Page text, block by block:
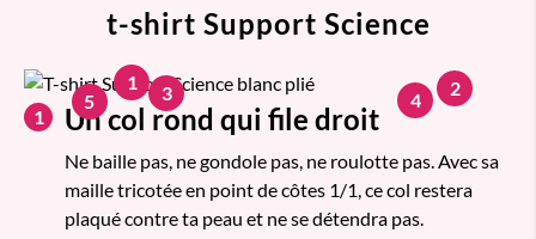
t-shirt Support Science
1 Un col rond qui file droit
Ne baille pas, ne gondole pas, ne roulotte pas. Avec sa
maille tricotée en point de côtes 1/1, ce col restera
plaqué contre ta peau et ne se détendra pas.
1 2
3 4
5